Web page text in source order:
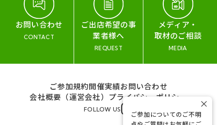
お問い合わせ
CONTACT
ご出店希望の事
業者様へ
REQUEST
メディア・
取材のご相談
MEDIA
ご参加規約開催実績お問い合わせ
会社概要（運営会社） プライバシーポリシー
FOLLOW US
ご参加についてのご不明
×